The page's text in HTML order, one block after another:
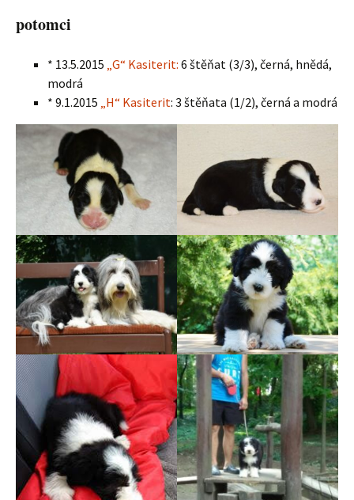
potomci
* 13.5.2015 „G“ Kasiterit: 6 štěňat (3/3), černá, hnědá,
modrá
* 9.1.2015 „H“ Kasiterit: 3 štěňata (1/2), černá a modrá